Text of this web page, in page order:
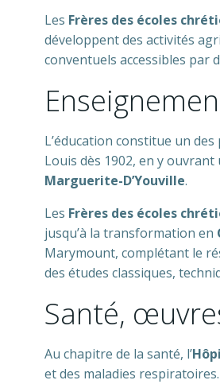
Les Frères des écoles
développent des activités
conventuels accessibles par
L’éducation constitue un
Louis dès 1902, en y
Marguerite-D’Youville.
Les Frères des écoles
jusqu’à la transformation en
Marymount, complétant le
des études classiques,
Santé,
Au chapitre de la santé, l’
et des maladies